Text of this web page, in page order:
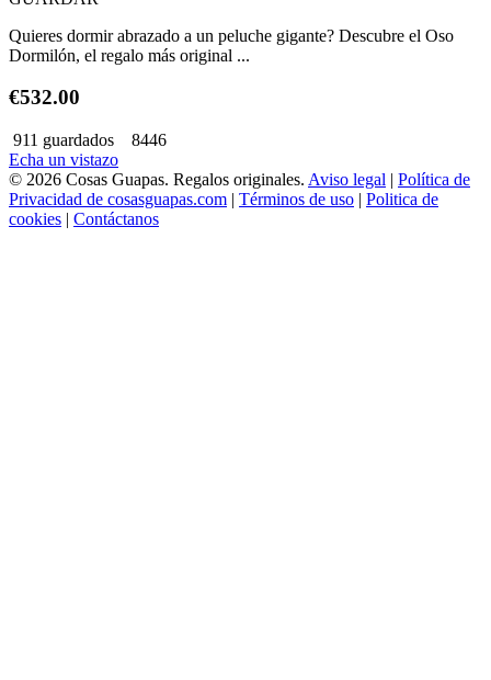
Quieres dormir abrazado a un peluche gigante? Descubre el Oso
Dormilón, el regalo más original ...
€532.00
911 guardados
8446
Echa un vistazo
© 2026 Cosas Guapas. Regalos originales. Aviso legal | Política de
Privacidad de cosasguapas.com | Términos de uso | Politica de
cookies | Contáctanos